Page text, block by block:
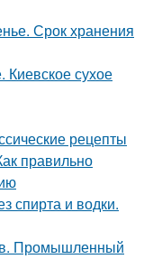
Срок хранения
Киевское сухое
рецепты
правильно
спирта и водки.
Промышленный